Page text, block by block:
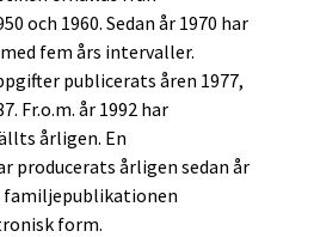
och 1960. Sedan år 1970 har
fem års intervaller.
publicerats åren 1977,
Fr.o.m. år 1992 har
årligen. En
producerats årligen sedan år
familjepublikationen
form.